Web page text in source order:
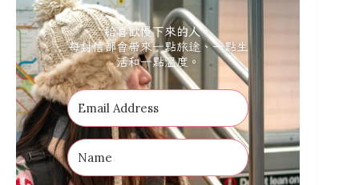
給喜歡慢下來的人。
每封信都會帶來一點旅途、一點生
活和一點溫度。